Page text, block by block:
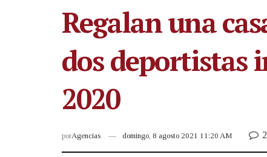
Regalan una
dos deportistas
2020
porAgencias domingo, 8 agosto 2021 11:20 AM 2